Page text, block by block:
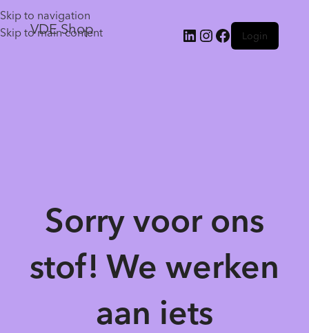
Skip to navigation
Skip to main content
VDE Shop Login
Sorry voor ons
stof! We werken
aan iets